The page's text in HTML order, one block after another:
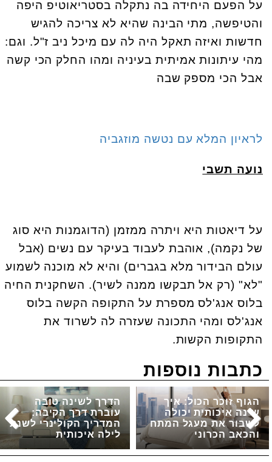
על הפעם היחידה בה נתקלה בסטריאוטיפ היפה
והטיפשה, מתי הבינה שהיא לא צריכה להגיש
חדשות ואיזה תאקל היה לה עם מיכל ניב ז"ל. וגם:
מהי עיתונות אמיתית בעיניה ומהו החלק הכי קשה
אבל הכי מספק שבה
לראיון המלא עם נטשה מוזגביה
נועה תשבי
על דיאטות היא ויתרה ממזמן (הדוגמנות היא סוג
של נקמה), אוהבת לעבוד בעיקר עם נשים (אבל
עולם הבידור מלא בגברים) והיא לא מוכנה לשמוע
"לא" (רק אל תבקשו ממנה לשיר). השחקנית החיה
בלוס אנג'לס מספרת על התקופה הקשה בלוס
אנג'לס ומהי התכונה שעזרה לה לשרוד את
התקופות הקשות.
כתבות נוספות
הדרך לשינה טובה
עוברת דרך הקיבה:
המדריך הקולינרי לשנת
לילה איכותית
הגוף זוכר הכול: איך
שינה איכותית יכולה
לשבור את מעגל המתח
והכאב הכרוני